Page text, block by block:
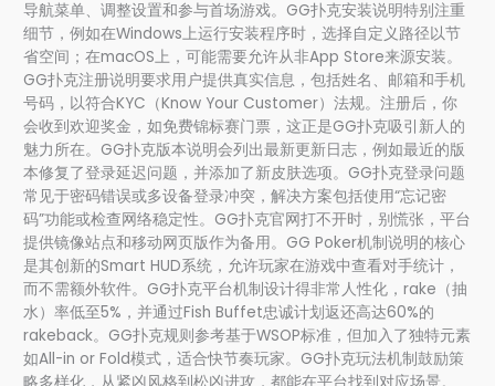
导航菜单、调整设置和参与首场游戏。GG扑克安装说明特别注重
细节，例如在Windows上运行安装程序时，选择自定义路径以节
省空间；在macOS上，可能需要允许从非App Store来源安装。
GG扑克注册说明要求用户提供真实信息，包括姓名、邮箱和手机
号码，以符合KYC（Know Your Customer）法规。注册后，你
会收到欢迎奖金，如免费锦标赛门票，这正是GG扑克吸引新人的
魅力所在。GG扑克版本说明会列出最新更新日志，例如最近的版
本修复了登录延迟问题，并添加了新皮肤选项。GG扑克登录问题
常见于密码错误或多设备登录冲突，解决方案包括使用“忘记密
码”功能或检查网络稳定性。GG扑克官网打不开时，别慌张，平台
提供镜像站点和移动网页版作为备用。GG Poker机制说明的核心
是其创新的Smart HUD系统，允许玩家在游戏中查看对手统计，
而不需额外软件。GG扑克平台机制设计得非常人性化，rake（抽
水）率低至5%，并通过Fish Buffet忠诚计划返还高达60%的
rakeback。GG扑克规则参考基于WSOP标准，但加入了独特元素
如All-in or Fold模式，适合快节奏玩家。GG扑克玩法机制鼓励策
略多样化，从紧凶风格到松凶进攻，都能在平台找到对应场景。